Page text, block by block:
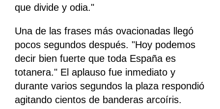
que divide y odia."
Una de las frases más ovacionadas llegó
pocos segundos después. "Hoy podemos
decir bien fuerte que toda España es
totanera." El aplauso fue inmediato y
durante varios segundos la plaza respondió
agitando cientos de banderas arcoíris.